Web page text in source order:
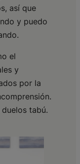
así que
y puedo
el
y
por la
tabú.